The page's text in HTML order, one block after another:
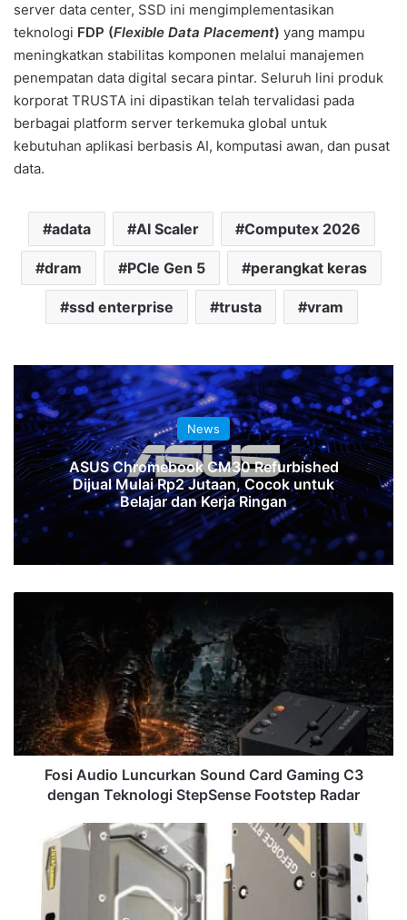
server data center, SSD ini mengimplementasikan
teknologi FDP (Flexible Data Placement) yang mampu
meningkatkan stabilitas komponen melalui manajemen
penempatan data digital secara pintar. Seluruh lini produk
korporat TRUSTA ini dipastikan telah tervalidasi pada
berbagai platform server terkemuka global untuk
kebutuhan aplikasi berbasis AI, komputasi awan, dan pusat
data.
adata AI Scaler Computex 2026
dram PCIe Gen 5 perangkat keras
ssd enterprise trusta vram
News
ASUS Chromebook CM30 Refurbished
Dijual Mulai Rp2 Jutaan, Cocok untuk
Belajar dan Kerja Ringan
Sound
Gaming
C3
dengan
Teknologi
StepSense
Footstep
Fosi Audio Luncurkan Sound Card Gaming C3
dengan Teknologi StepSense Footstep Radar
Rayakan